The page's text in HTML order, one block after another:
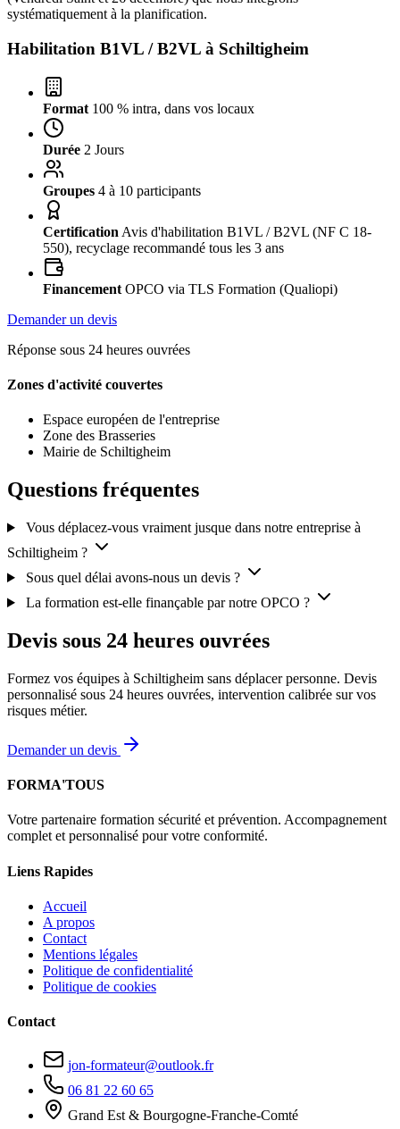
systématiquement à la planification.
Habilitation B1VL / B2VL à Schiltigheim
Format 100 % intra, dans vos locaux
Durée 2 Jours
Groupes 4 à 10 participants
Certification Avis d'habilitation B1VL / B2VL (NF C 18-
550), recyclage recommandé tous les 3 ans
Financement OPCO via TLS Formation (Qualiopi)
Demander un devis
Réponse sous 24 heures ouvrées
Zones d'activité couvertes
Espace européen de l'entreprise
Zone des Brasseries
Mairie de Schiltigheim
Questions fréquentes
Vous déplacez-vous vraiment jusque dans notre entreprise à
Schiltigheim ?
Sous quel délai avons-nous un devis ?
La formation est-elle finançable par notre OPCO ?
Devis sous 24 heures ouvrées
Formez vos équipes à Schiltigheim sans déplacer personne. Devis
personnalisé sous 24 heures ouvrées, intervention calibrée sur vos
risques métier.
Demander un devis
FORMA'TOUS
Votre partenaire formation sécurité et prévention. Accompagnement
complet et personnalisé pour votre conformité.
Liens Rapides
Accueil
A propos
Contact
Mentions légales
Politique de confidentialité
Politique de cookies
Contact
jon-formateur@outlook.fr
06 81 22 60 65
Grand Est & Bourgogne-Franche-Comté